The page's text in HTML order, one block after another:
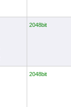
2048bit
2048bit